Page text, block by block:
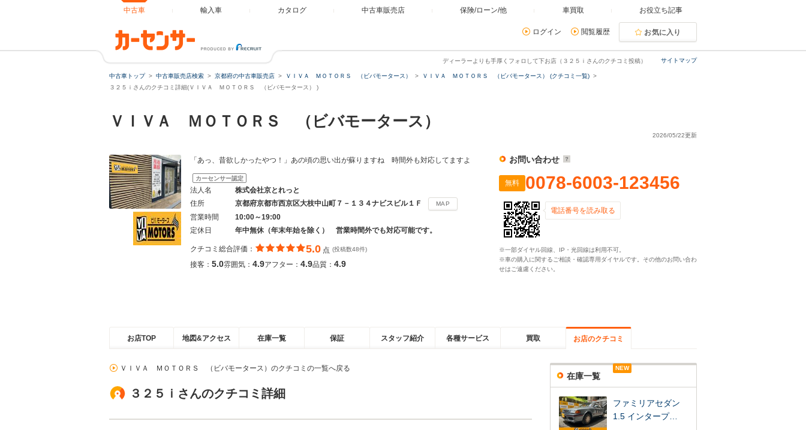
中古車 輸入車 カタログ 中古車販売店 保険/ローン/他 車買取 お役立ち記事
ログイン 閲覧履歴 お気に入り
サイトマップ
ディーラーよりも手厚くフォロして下お店（３２５ｉさんのクチコミ投稿）
中古車トップ 中古車販売店検索 京都府の中古車販売店 ＶＩＶＡ ＭＯＴＯＲＳ （ビバモータース）
ＶＩＶＡ ＭＯＴＯＲＳ （ビバモータース） (クチコミ一覧)
３２５ｉさんのクチコミ詳細(ＶＩＶＡ ＭＯＴＯＲＳ （ビバモータース） )
ＶＩＶＡ ＭＯＴＯＲＳ （ビバモータース）
2026/05/22更新
「あっ、昔欲しかったやつ！」あの頃の思い出が蘇りますね 時間外も対応してますよ
カーセンサー認定
法人名
株式会社京とれっと
住所
京都府京都市西京区大枝中山町７－１３４ナビスビル１Ｆ MAP
営業時間
10:00～19:00
定休日
年中無休（年末年始を除く） 営業時間外でも対応可能です。
クチコミ総合評価： 5.0 点 (投稿数48件)
接客： 5.0雰囲気： 4.9アフター： 4.9品質： 4.9
お問い合わせ
無料 0078-6003-123456
電話番号を読み取る
※一部ダイヤル回線、IP・光回線は利用不可。
※車の購入に関するご相談・確認専用ダイヤルです。その他のお問い合わ
せはご遠慮ください。
お店TOP 地図&アクセス 在庫一覧 保証 スタッフ紹介 各種サービス 買取 お店のクチコミ
ＶＩＶＡ ＭＯＴＯＲＳ （ビバモータース）のクチコミの一覧へ戻る
３２５ｉさんのクチコミ詳細
在庫一覧
NEW
ファミリアセダン
1.5 インタープ…